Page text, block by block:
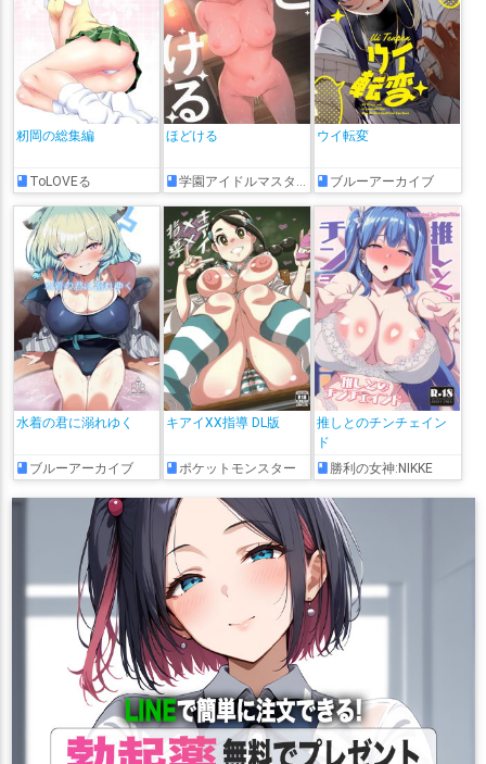
籾岡の総集編
ToLOVEる
ほどける
学園アイドルマスター
ウイ転変
ブルーアーカイブ
水着の君に溺れゆく
ブルーアーカイブ
キアイXX指導 DL版
ポケットモンスター
推しとのチンチェイン
ド
勝利の女神:NIKKE